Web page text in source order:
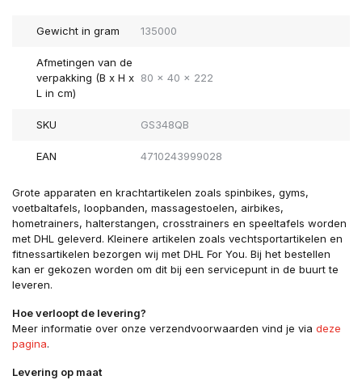
Gewicht in gram 135000
Afmetingen van de
verpakking (B x H x
L in cm)
80 x 40 x 222
SKU GS348QB
EAN 4710243999028
Grote apparaten en krachtartikelen zoals spinbikes, gyms,
voetbaltafels, loopbanden, massagestoelen, airbikes,
hometrainers, halterstangen, crosstrainers en speeltafels worden
met DHL geleverd. Kleinere artikelen zoals vechtsportartikelen en
fitnessartikelen bezorgen wij met DHL For You. Bij het bestellen
kan er gekozen worden om dit bij een servicepunt in de buurt te
leveren.
Hoe verloopt de levering?
Meer informatie over onze verzendvoorwaarden vind je via deze
pagina.
Levering op maat